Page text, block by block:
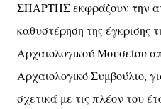
ΣΠΑΡΤΗΣ εκφράζουν την
καθυστέρηση της έγκρισης
Αρχαιολογικού Μουσείου
Αρχαιολογικό Συμβούλιο,
σχετικά με τις πλέον του